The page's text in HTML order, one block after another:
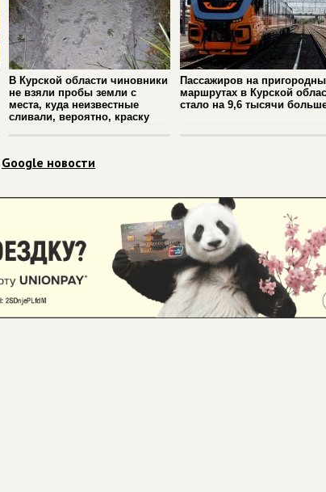
В Курской области чиновники
не взяли пробы земли с
места, куда неизвестные
сливали, вероятно, краску
Пассажиров на
маршрутах в Курской
стало на 9,6 тысячи
Google новости